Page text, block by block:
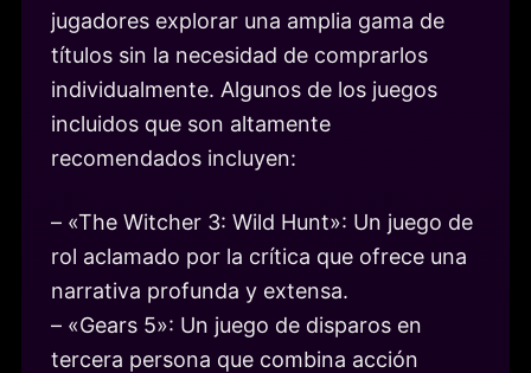
jugadores explorar una amplia gama de
títulos sin la necesidad de comprarlos
individualmente. Algunos de los juegos
incluidos que son altamente
recomendados incluyen:
– «The Witcher 3: Wild Hunt»: Un juego de
rol aclamado por la crítica que ofrece una
narrativa profunda y extensa.
– «Gears 5»: Un juego de disparos en
tercera persona que combina acción